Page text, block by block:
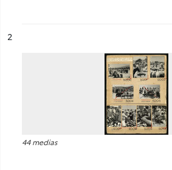
n°
2
44 medias